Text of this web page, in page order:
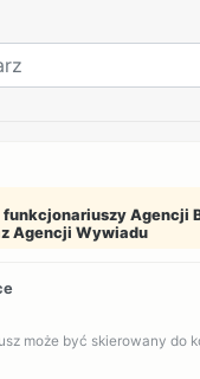
funkcjonariuszy Agencji
Agencji Wywiadu
może być skierowany do